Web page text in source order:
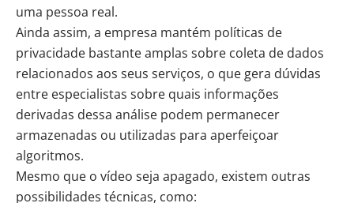
uma pessoa real.
Ainda assim, a empresa mantém políticas de
privacidade bastante amplas sobre coleta de dados
relacionados aos seus serviços, o que gera dúvidas
entre especialistas sobre quais informações
derivadas dessa análise podem permanecer
armazenadas ou utilizadas para aperfeiçoar
algoritmos.
Mesmo que o vídeo seja apagado, existem outras
possibilidades técnicas, como: